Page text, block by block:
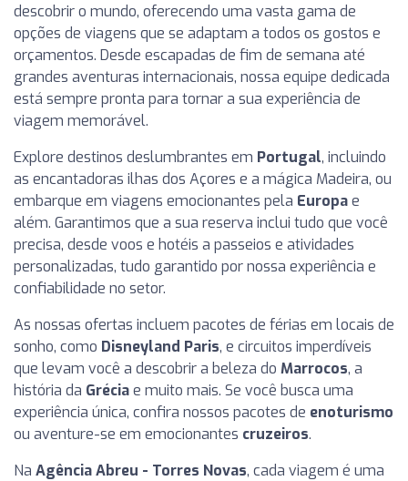
descobrir o mundo, oferecendo uma vasta gama de
opções de viagens que se adaptam a todos os gostos e
orçamentos. Desde escapadas de fim de semana até
grandes aventuras internacionais, nossa equipe dedicada
está sempre pronta para tornar a sua experiência de
viagem memorável.
Explore destinos deslumbrantes em Portugal, incluindo
as encantadoras ilhas dos Açores e a mágica Madeira, ou
embarque em viagens emocionantes pela Europae
além. Garantimos que a sua reserva inclui tudo que você
precisa, desde voos e hotéis a passeios e atividades
personalizadas, tudo garantido por nossa experiência e
confiabilidade no setor.
As nossas ofertas incluem pacotes de férias em locais de
sonho, como Disneyland Paris, e circuitos imperdíveis
que levam você a descobrir a beleza do Marrocos, a
história da Gréciae muito mais. Se você busca uma
experiência única, confira nossos pacotes de enoturismo
ou aventure-se em emocionantes cruzeiros.
Na Agência Abreu - Torres Novas, cada viagem é uma